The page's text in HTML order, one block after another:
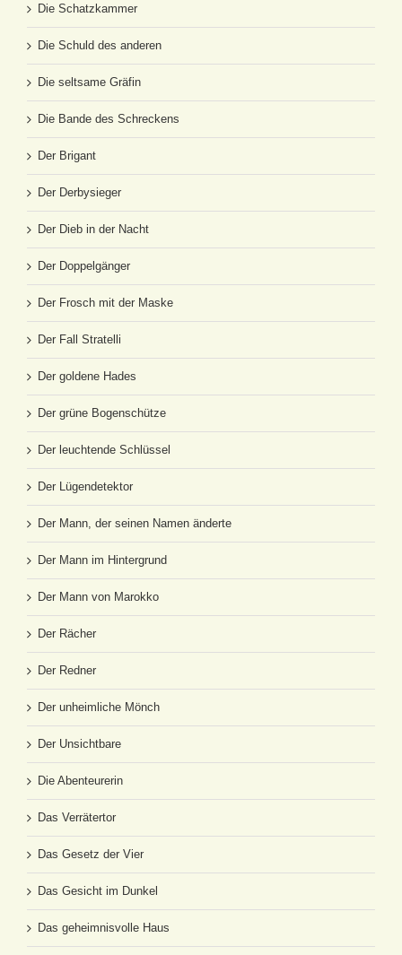
Die Schatzkammer
Die Schuld des anderen
Die seltsame Gräfin
Die Bande des Schreckens
Der Brigant
Der Derbysieger
Der Dieb in der Nacht
Der Doppelgänger
Der Frosch mit der Maske
Der Fall Stratelli
Der goldene Hades
Der grüne Bogenschütze
Der leuchtende Schlüssel
Der Lügendetektor
Der Mann, der seinen Namen änderte
Der Mann im Hintergrund
Der Mann von Marokko
Der Rächer
Der Redner
Der unheimliche Mönch
Der Unsichtbare
Die Abenteurerin
Das Verrätertor
Das Gesetz der Vier
Das Gesicht im Dunkel
Das geheimnisvolle Haus